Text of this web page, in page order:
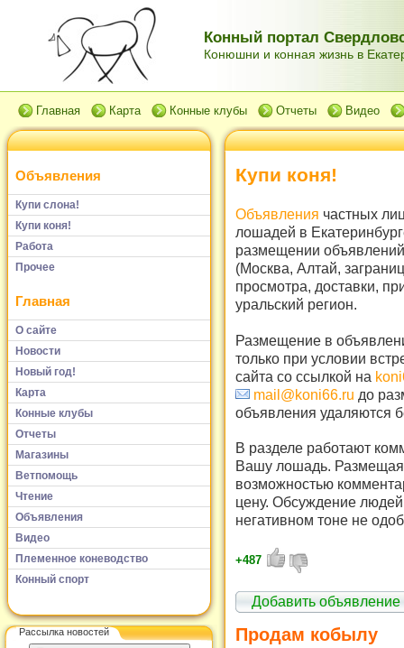
Конный портал
Конюшни и конная жизнь в
Главная Карта Конные клубы Отчеты Видео
Объявления
Купи слона!
Купи коня!
Работа
Прочее
Главная
О сайте
Новости
Новый год!
Карта
Конные клубы
Отчеты
Магазины
Ветпомощь
Чтение
Объявления
Видео
Племенное коневодство
Конный спорт
Рассылка новостей
Купи коня!
Объявления частных
лошадей в
размещении
(Москва, Алтай,
просмотра, доставки,
уральский регион.
Размещение в
только при условии
сайта со ссылкой на
mail@koni66.ru до
объявления удаляются
В разделе работают
Вашу лошадь. Размещая
возможностью
цену. Обсуждение
негативном тоне не
+487
Добавить объявление
Продам кобылу